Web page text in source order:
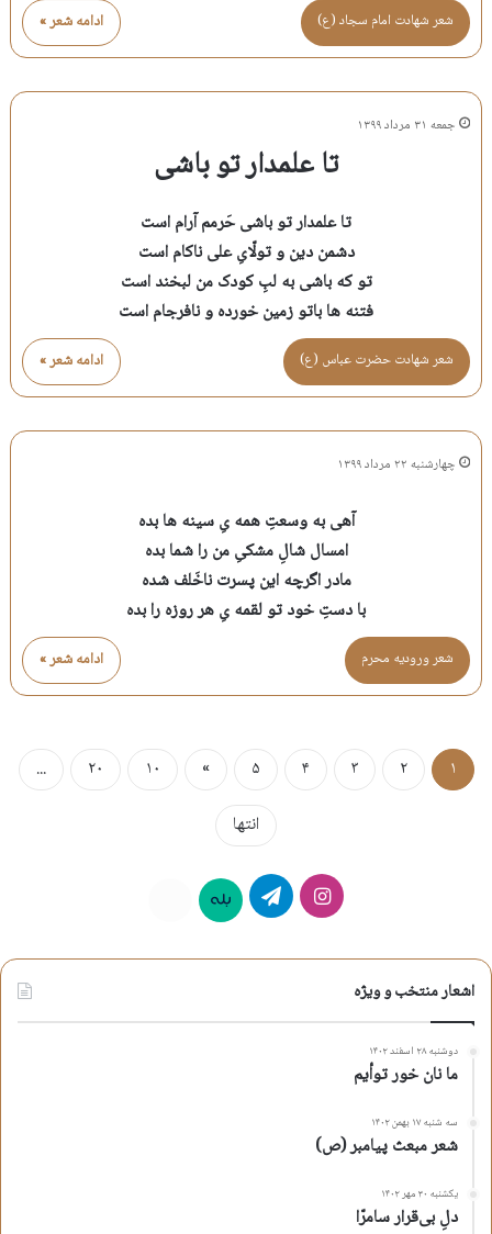
ادامه شعر » شعر شهادت امام سجاد (ع)
جمعه ۳۱ مرداد ۱۳۹۹
تا علمدار تو باشی
تا علمدار تو باشی حَرمم آرام است
دشمن دین و تولّایِ علی ناکام است
تو که باشی به لبِ کودک من لبخند است
فتنه ها باتو زمین خورده و نافرجام است
ادامه شعر » شعر شهادت حضرت عباس (ع)
چهارشنبه ۲۲ مرداد ۱۳۹۹
آهی به وسعتِ همه یِ سینه ها بده
امسال شالِ مشکیِ من را شما بده
مادر اگرچه این پسرت ناخَلف شده
با دستِ خود تو لقمه یِ هر روزه را بده
ادامه شعر » شعر وروديه محرم
۱ ۲ ۳ ۴ ۵ » ۱۰ ۲۰
...
انتها
اینستاگرامتلگرام بله
اشعار منتخب و ویژه
دوشنبه ۲۸ اسفند ۱۴۰۲
ما نان خور توأیم
سه شنبه ۱۷ بهمن ۱۴۰۲
شعر مبعث پیامبر (ص)
یکشنبه ۳۰ مهر ۱۴۰۲
دلِ بی‌قرار سامرّا